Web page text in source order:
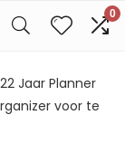
0
Jaar Planner
voor te